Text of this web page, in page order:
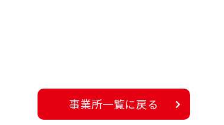
事業所一覧に戻る